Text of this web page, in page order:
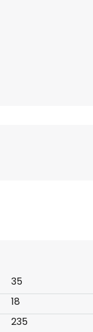
35
18
235